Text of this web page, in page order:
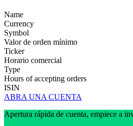
Name
Currency
Symbol
Valor de orden mínimo
Ticker
Horario comercial
Type
Hours of accepting orders
ISIN
ABRA UNA CUENTA
Apertura rápida de cuenta, empiece a